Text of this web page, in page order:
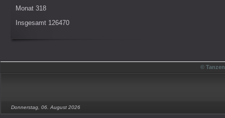
Monat 318
Insgesamt 126470
©
Donnerstag, 06. August 2026